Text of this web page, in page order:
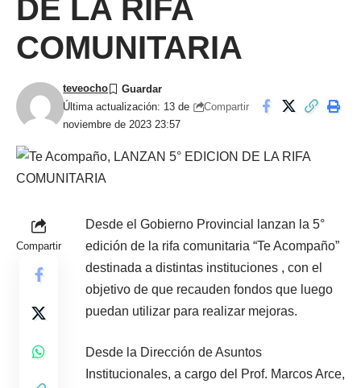
DE LA RIFA
COMUNITARIA
Última actualización: 13 de
noviembre de 2023 23:57
teveocho
Compartir
Compartir
Desde el Gobierno Provincial lanzan la 5°
edición de la rifa comunitaria “Te Acompaño”
destinada a distintas instituciones , con el
objetivo de que recauden fondos que luego
puedan utilizar para realizar mejoras.
Desde la Dirección de Asuntos
Institucionales, a cargo del Prof. Marcos Arce,